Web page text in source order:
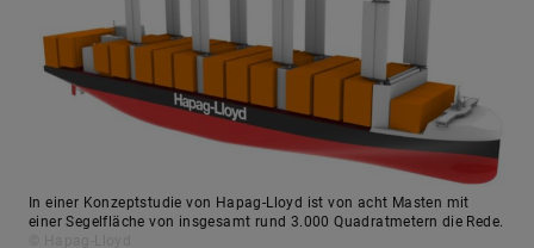
In einer Konzeptstudie von Hapag-Lloyd ist von acht Masten mit
einer Segelfläche von insgesamt rund 3.000 Quadratmetern die Rede.